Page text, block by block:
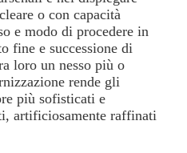
o con capacità
e modo di procedere in
fine e successione di
loro un nesso più o
rende gli
più sofisticati e
artificiosamente raffinati